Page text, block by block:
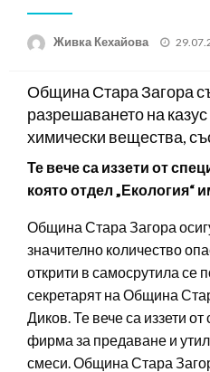
Живка Кехайова
Posted
Община Стара Загора
разрешаването на
химически вещества,
Те вече са иззети от
която отдел „Екология“
Община Стара Загора
значително количество
открити в самосрутила се
секретарят на Община
Диков. Те вече са иззети
фирма за предаване и
смеси. Община Стара